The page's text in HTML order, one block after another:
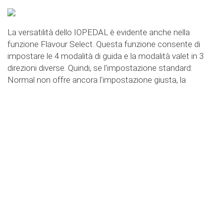
La versatilità dello IOPEDAL è evidente anche nella
funzione Flavour Select. Questa funzione consente di
impostare le 4 modalità di guida e la modalità valet in 3
direzioni diverse. Quindi, se l'impostazione standard:
Normal non offre ancora l'impostazione giusta, la